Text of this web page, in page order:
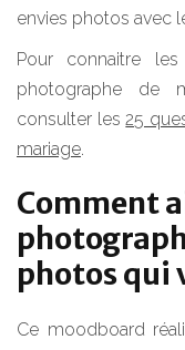
envies photos avec
Pour connaitre
photographe de
consulter les25
mariage.
Comment
photos qui
Ce moodboard